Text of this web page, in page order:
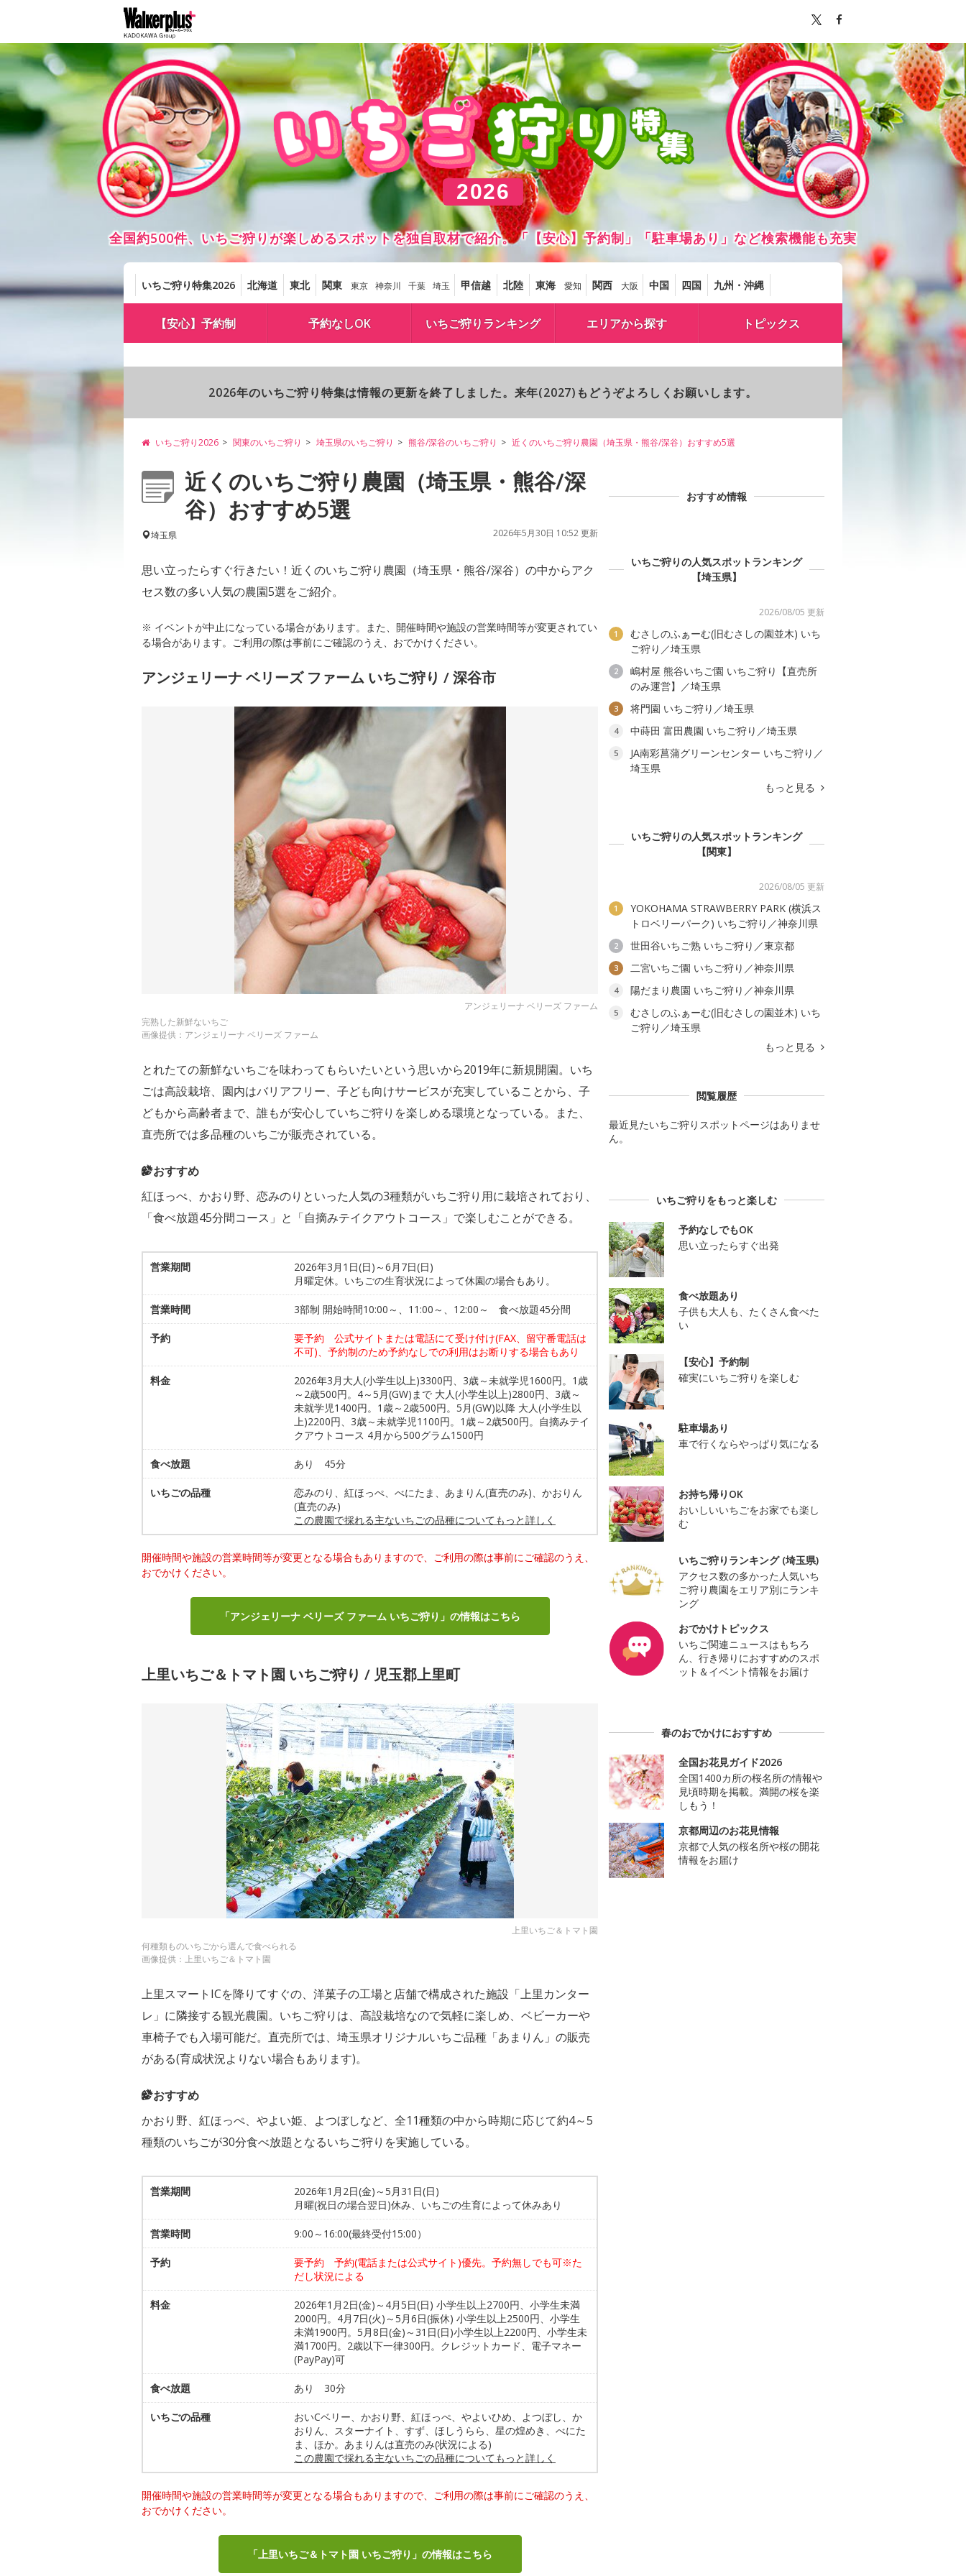
2026
全国約500件、いちご狩りが楽しめるスポットを独自取材で紹介。「【安心】予約制」「駐車場あり」など検索機能も充実
いちご狩り特集2026 北海道 東北 関東 東京 神奈川 千葉 埼玉 甲信越 北陸 東海 愛知 関西 大阪 中国 四国 九州・沖縄
【安心】予約制 予約なしOK いちご狩りランキング エリアから探す トピックス
2026年のいちご狩り特集は情報の更新を終了しました。来年(2027)もどうぞよろしくお願いします。
いちご狩り2026 関東のいちご狩り 埼玉県のいちご狩り 熊谷/深谷のいちご狩り 近くのいちご狩り農園（埼玉県・熊谷/深谷）おすすめ5選
近くのいちご狩り農園（埼玉県・熊谷/深
谷）おすすめ5選
埼玉県 2026年5月30日 10:52 更新
思い立ったらすぐ行きたい！近くのいちご狩り農園（埼玉県・熊谷/深谷）の中からアク
セス数の多い人気の農園5選をご紹介。
※ イベントが中止になっている場合があります。また、開催時間や施設の営業時間等が変更されてい
る場合があります。ご利用の際は事前にご確認のうえ、おでかけください。
アンジェリーナ ベリーズ ファーム いちご狩り / 深谷市
アンジェリーナ ベリーズ ファーム
完熟した新鮮ないちご
画像提供：アンジェリーナ ベリーズ ファーム
とれたての新鮮ないちごを味わってもらいたいという思いから2019年に新規開園。いち
ごは高設栽培、園内はバリアフリー、子ども向けサービスが充実していることから、子
どもから高齢者まで、誰もが安心していちご狩りを楽しめる環境となっている。また、
直売所では多品種のいちごが販売されている。
おすすめ
紅ほっぺ、かおり野、恋みのりといった人気の3種類がいちご狩り用に栽培されており、
「食べ放題45分間コース」と「自摘みテイクアウトコース」で楽しむことができる。
営業期間
2026年3月1日(日)～6月7日(日)
月曜定休。いちごの生育状況によって休園の場合もあり。
営業時間 3部制 開始時間10:00～、11:00～、12:00～ 食べ放題45分間
予約
要予約 公式サイトまたは電話にて受け付け(FAX、留守番電話は
不可)、予約制のため予約なしでの利用はお断りする場合もあり
料金
2026年3月大人(小学生以上)3300円、3歳～未就学児1600円。1歳
～2歳500円。4～5月(GW)まで 大人(小学生以上)2800円、3歳～
未就学児1400円。1歳～2歳500円。5月(GW)以降 大人(小学生以
上)2200円、3歳～未就学児1100円。1歳～2歳500円。自摘みテイ
クアウトコース 4月から500グラム1500円
食べ放題 あり 45分
いちごの品種
恋みのり、紅ほっぺ、べにたま、あまりん(直売のみ)、かおりん
(直売のみ)
この農園で採れる主ないちごの品種についてもっと詳しく
開催時間や施設の営業時間等が変更となる場合もありますので、ご利用の際は事前にご確認のうえ、
おでかけください。
「アンジェリーナ ベリーズ ファーム いちご狩り」の情報はこちら
上里いちご＆トマト園 いちご狩り / 児玉郡上里町
上里いちご＆トマト園
何種類ものいちごから選んで食べられる
画像提供：上里いちご＆トマト園
上里スマートICを降りてすぐの、洋菓子の工場と店舗で構成された施設「上里カンター
レ」に隣接する観光農園。いちご狩りは、高設栽培なので気軽に楽しめ、ベビーカーや
車椅子でも入場可能だ。直売所では、埼玉県オリジナルいちご品種「あまりん」の販売
がある(育成状況よりない場合もあります)。
おすすめ
かおり野、紅ほっぺ、やよい姫、よつぼしなど、全11種類の中から時期に応じて約4～5
種類のいちごが30分食べ放題となるいちご狩りを実施している。
営業期間
2026年1月2日(金)～5月31日(日)
月曜(祝日の場合翌日)休み、いちごの生育によって休みあり
営業時間 9:00～16:00(最終受付15:00）
予約
要予約 予約(電話または公式サイト)優先。予約無しでも可※た
だし状況による
料金
2026年1月2日(金)～4月5日(日) 小学生以上2700円、小学生未満
2000円。4月7日(火)～5月6日(振休) 小学生以上2500円、小学生
未満1900円。5月8日(金)～31日(日)小学生以上2200円、小学生未
満1700円。2歳以下一律300円。クレジットカード、電子マネー
(PayPay)可
食べ放題 あり 30分
いちごの品種
おいCベリー、かおり野、紅ほっぺ、やよいひめ、よつぼし、か
おりん、スターナイト、すず、ほしうらら、星の煌めき、べにた
ま、ほか。あまりんは直売のみ(状況による)
この農園で採れる主ないちごの品種についてもっと詳しく
開催時間や施設の営業時間等が変更となる場合もありますので、ご利用の際は事前にご確認のうえ、
おでかけください。
「上里いちご＆トマト園 いちご狩り」の情報はこちら
おすすめ情報
いちご狩りの人気スポットランキング
【埼玉県】
2026/08/05 更新
1
むさしのふぁーむ(旧むさしの園並木) いち
ご狩り／埼玉県
2
嶋村屋 熊谷いちご園 いちご狩り【直売所
のみ運営】／埼玉県
3 将門園 いちご狩り／埼玉県
4 中蒔田 富田農園 いちご狩り／埼玉県
5
JA南彩菖蒲グリーンセンター いちご狩り／
埼玉県
もっと見る
いちご狩りの人気スポットランキング
【関東】
2026/08/05 更新
1
YOKOHAMA STRAWBERRY PARK (横浜ス
トロベリーパーク) いちご狩り／神奈川県
2 世田谷いちご熟 いちご狩り／東京都
3 二宮いちご園 いちご狩り／神奈川県
4 陽だまり農園 いちご狩り／神奈川県
5
むさしのふぁーむ(旧むさしの園並木) いち
ご狩り／埼玉県
もっと見る
閲覧履歴
最近見たいちご狩りスポットページはありませ
ん。
いちご狩りをもっと楽しむ
予約なしでもOK
思い立ったらすぐ出発
食べ放題あり
子供も大人も、たくさん食べた
い
【安心】予約制
確実にいちご狩りを楽しむ
駐車場あり
車で行くならやっぱり気になる
お持ち帰りOK
おいしいいちごをお家でも楽し
む
いちご狩りランキング (埼玉県)
アクセス数の多かった人気いち
ご狩り農園をエリア別にランキ
ング
おでかけトピックス
いちご関連ニュースはもちろ
ん、行き帰りにおすすめのスポ
ット＆イベント情報をお届け
春のおでかけにおすすめ
全国お花見ガイド2026
全国1400カ所の桜名所の情報や
見頃時期を掲載。満開の桜を楽
しもう！
京都周辺のお花見情報
京都で人気の桜名所や桜の開花
情報をお届け